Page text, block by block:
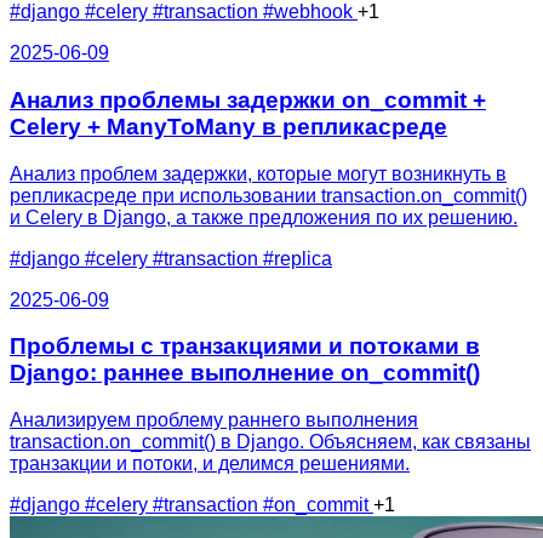
#django #celery #transaction #webhook +1
2025-06-09
Анализ проблемы задержки on_commit +
Celery + ManyToMany в репликасреде
Анализ проблем задержки, которые могут возникнуть в
репликасреде при использовании transaction.on_commit()
и Celery в Django, а также предложения по их решению.
#django #celery #transaction #replica
2025-06-09
Проблемы с транзакциями и потоками в
Django: раннее выполнение on_commit()
Анализируем проблему раннего выполнения
transaction.on_commit() в Django. Объясняем, как связаны
транзакции и потоки, и делимся решениями.
#django #celery #transaction #on_commit+1